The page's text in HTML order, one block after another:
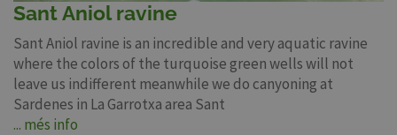
Sant Aniol ravine
Sant Aniol ravine is an incredible and very aquatic ravine
where the colors of the turquoise green wells will not
leave us indifferent meanwhile we do canyoning at
Sardenes in La Garrotxa area Sant
... més info